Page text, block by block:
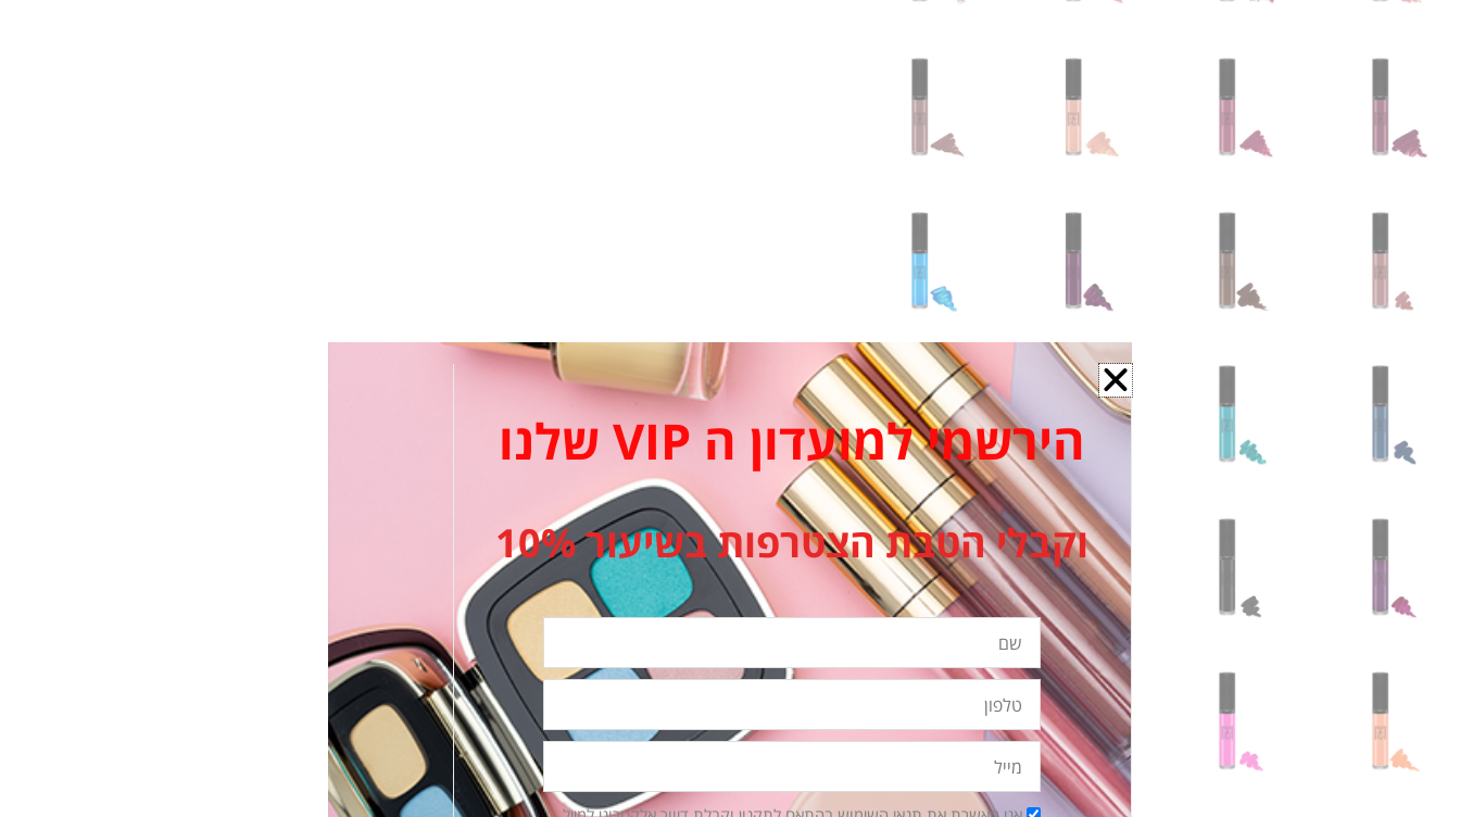
הירשמי למועדון ה VIP שלנו
וקבלי הטבת הצטרפות בשיעור 10%
שם
טלפון
מייל